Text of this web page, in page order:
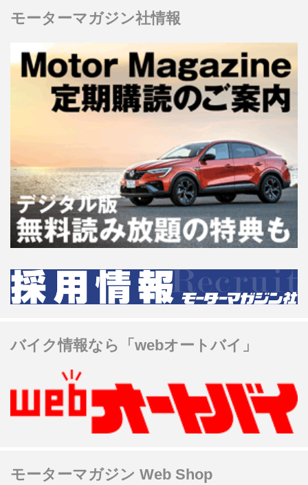
モーターマガジン社情報
バイク情報なら「webオートバイ」
モーターマガジン Web Shop